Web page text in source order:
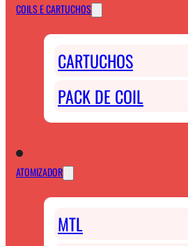
COILS E CARTUCHOS
CARTUCHOS
PACK DE COIL
ATOMIZADOR
MTL